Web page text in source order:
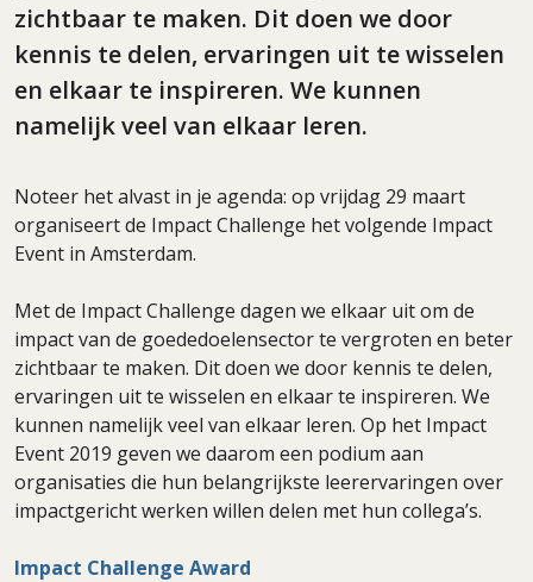
zichtbaar te maken. Dit doen we door
kennis te delen, ervaringen uit te wisselen
en elkaar te inspireren. We kunnen
namelijk veel van elkaar leren.
Noteer het alvast in je agenda: op vrijdag 29 maart
organiseert de Impact Challenge het volgende Impact
Event in Amsterdam.
Met de Impact Challenge dagen we elkaar uit om de
impact van de goededoelensector te vergroten en beter
zichtbaar te maken. Dit doen we door kennis te delen,
ervaringen uit te wisselen en elkaar te inspireren. We
kunnen namelijk veel van elkaar leren. Op het Impact
Event 2019 geven we daarom een podium aan
organisaties die hun belangrijkste leerervaringen over
impactgericht werken willen delen met hun collega’s.
Impact Challenge Award